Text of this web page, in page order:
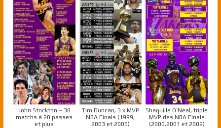
John Stockton – 38
matchs à 20 passes
et plus
Tim Duncan, 3 x MVP
NBA Finals (1999,
2003 et 2005)
Shaquille O’Neal, triple
MVP des NBA Finals
(2000,2001 et 2002)